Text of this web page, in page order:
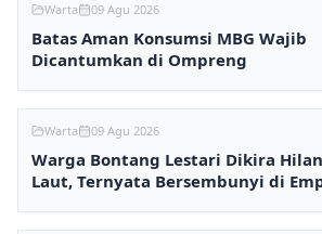
Warta 09 Agu 2026
Batas Aman Konsumsi MBG Wajib
Dicantumkan di Ompreng
Warta 09 Agu 2026
Warga Bontang Lestari Dikira
Laut, Ternyata Bersembunyi di